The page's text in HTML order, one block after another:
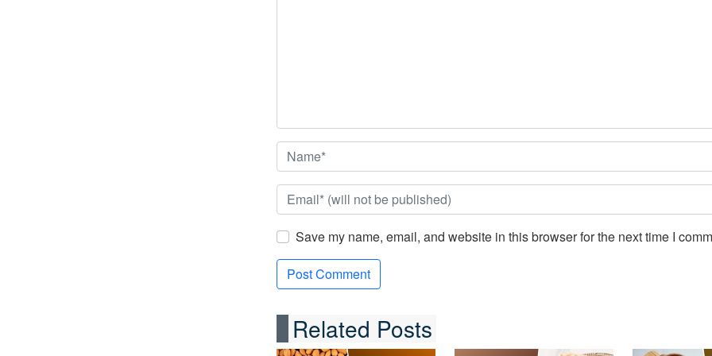
Save my name, email, and website in this browser for the next time I
Related Posts